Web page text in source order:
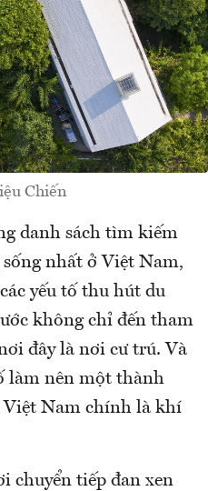
Chiến
danh sách tìm kiếm
nhất ở Việt Nam,
yếu tố thu hút du
không chỉ đến tham
đây là nơi cư trú. Và
làm nên một thành
Việt Nam chính là khí
chuyển tiếp đan xen